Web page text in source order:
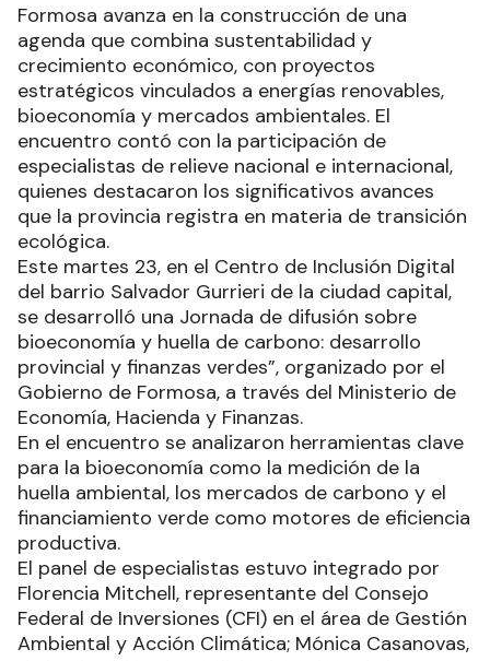
Formosa avanza en la construcción de una
agenda que combina sustentabilidad y
crecimiento económico, con proyectos
estratégicos vinculados a energías renovables,
bioeconomía y mercados ambientales. El
encuentro contó con la participación de
especialistas de relieve nacional e internacional,
quienes destacaron los significativos avances
que la provincia registra en materia de transición
ecológica.
Este martes 23, en el Centro de Inclusión Digital
del barrio Salvador Gurrieri de la ciudad capital,
se desarrolló una Jornada de difusión sobre
bioeconomía y huella de carbono: desarrollo
provincial y finanzas verdes”, organizado por el
Gobierno de Formosa, a través del Ministerio de
Economía, Hacienda y Finanzas.
En el encuentro se analizaron herramientas clave
para la bioeconomía como la medición de la
huella ambiental, los mercados de carbono y el
financiamiento verde como motores de eficiencia
productiva.
El panel de especialistas estuvo integrado por
Florencia Mitchell, representante del Consejo
Federal de Inversiones (CFI) en el área de Gestión
Ambiental y Acción Climática; Mónica Casanovas,